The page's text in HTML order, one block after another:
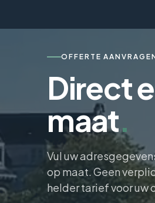
OFFERTE
Direct
maat.
Vul uw
op maat. Geen
helder tarief voor uw